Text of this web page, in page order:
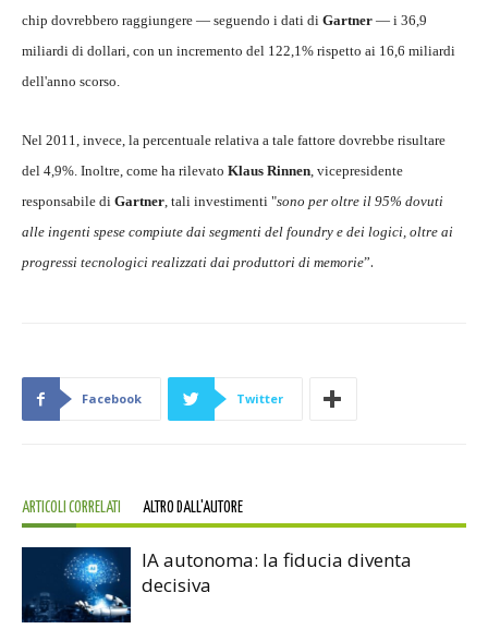
chip dovrebbero raggiungere — seguendo i dati di Gartner — i 36,9
miliardi di dollari, con un incremento del 122,1% rispetto ai 16,6 miliardi
dell'anno scorso.
Nel 2011, invece, la percentuale relativa a tale fattore dovrebbe risultare
del 4,9%. Inoltre, come ha rilevato Klaus Rinnen, vicepresidente
responsabile di Gartner, tali investimenti "sono per oltre il 95% dovuti
alle ingenti spese compiute dai segmenti del foundry e dei logici, oltre ai
progressi tecnologici realizzati dai produttori di memorie”.
Facebook Twitter
ARTICOLI CORRELATI ALTRO DALL'AUTORE
IA autonoma: la fiducia diventa
decisiva